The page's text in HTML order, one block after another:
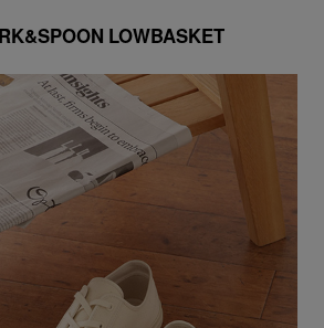
LOWBASKET